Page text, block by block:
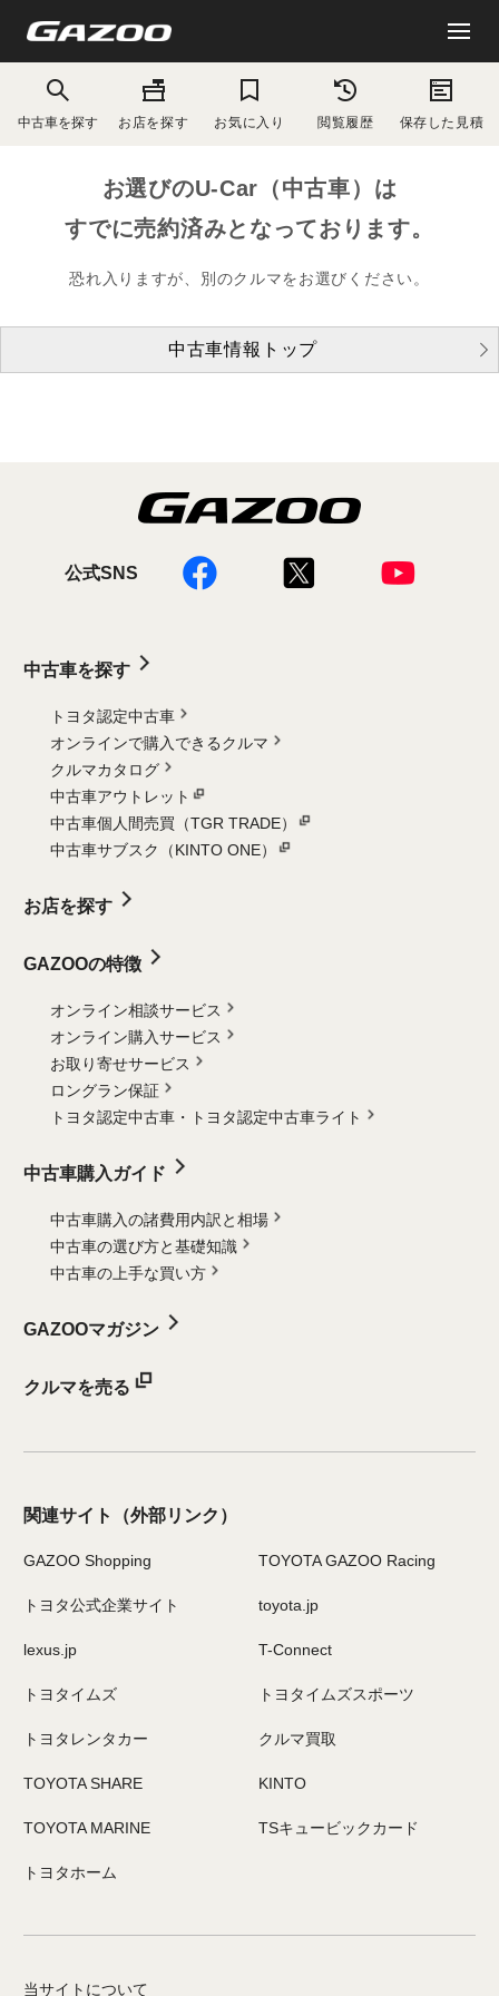
中古車を探す お店を探す お気に入り 閲覧履歴 保存した見積
お選びのU-Car（中古車）は
すでに売約済みとなっております。
恐れ入りますが、別のクルマをお選びください。
中古車情報トップ
公式SNS
中古車を探す
トヨタ認定中古車
オンラインで購入できるクルマ
クルマカタログ
中古車アウトレット
中古車個人間売買（TGR TRADE）
中古車サブスク（KINTO ONE）
お店を探す
GAZOOの特徴
オンライン相談サービス
オンライン購入サービス
お取り寄せサービス
ロングラン保証
トヨタ認定中古車・
トヨタ認定中古車ライト
中古車購入ガイド
中古車購入の諸費用内訳と相場
中古車の選び方と基礎知識
中古車の上手な買い方
GAZOOマガジン
クルマを売る
関連サイト （外部リンク）
GAZOO Shopping TOYOTA GAZOO Racing
トヨタ公式企業サイト toyota.jp
lexus.jp T-Connect
トヨタイムズ トヨタイムズスポーツ
トヨタレンタカー クルマ買取
TOYOTA SHARE KINTO
TOYOTA MARINE TSキュービックカード
トヨタホーム
当サイトについて